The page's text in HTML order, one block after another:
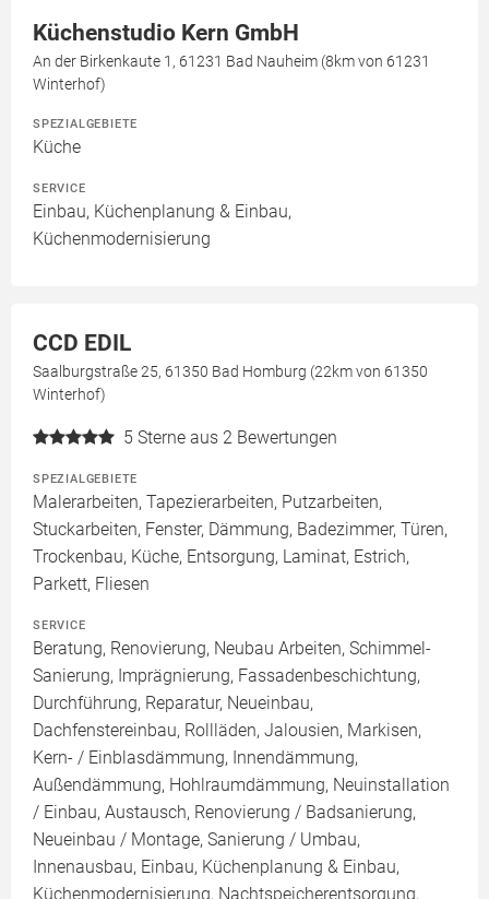
Küchenstudio Kern GmbH
An der Birkenkaute 1, 61231 Bad Nauheim (8km von 61231
Winterhof)
SPEZIALGEBIETE
Küche
SERVICE
Einbau, Küchenplanung & Einbau,
Küchenmodernisierung
CCD EDIL
Saalburgstraße 25, 61350 Bad Homburg (22km von 61350
Winterhof)
5 Sterne aus 2 Bewertungen
SPEZIALGEBIETE
Malerarbeiten, Tapezierarbeiten, Putzarbeiten,
Stuckarbeiten, Fenster, Dämmung, Badezimmer, Türen,
Trockenbau, Küche, Entsorgung, Laminat, Estrich,
Parkett, Fliesen
SERVICE
Beratung, Renovierung, Neubau Arbeiten, Schimmel-
Sanierung, Imprägnierung, Fassadenbeschichtung,
Durchführung, Reparatur, Neueinbau,
Dachfenstereinbau, Rollläden, Jalousien, Markisen,
Kern- / Einblasdämmung, Innendämmung,
Außendämmung, Hohlraumdämmung, Neuinstallation
/ Einbau, Austausch, Renovierung / Badsanierung,
Neueinbau / Montage, Sanierung / Umbau,
Innenausbau, Einbau, Küchenplanung & Einbau,
Küchenmodernisierung, Nachtspeicherentsorgung,